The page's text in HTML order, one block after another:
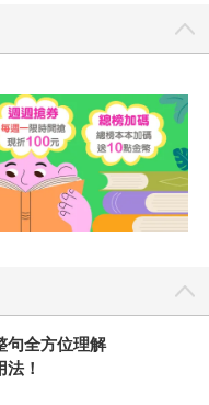
句全方位理解
！